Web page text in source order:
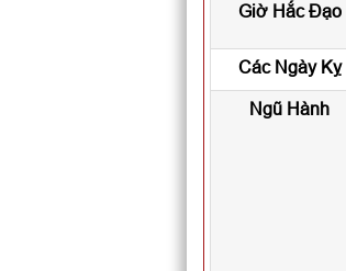
Giờ Hắc Đạo
Các Ngày Kỵ
Ngũ Hành